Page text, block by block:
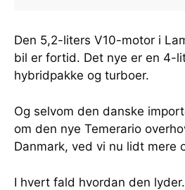
Den 5,2-liters V10-motor i
bil er fortid. Det nye er en 4-
hybridpakke og turboer.
Og selvom den danske
om den nye Temerario
Danmark, ved vi nu lidt mere
I hvert fald hvordan den